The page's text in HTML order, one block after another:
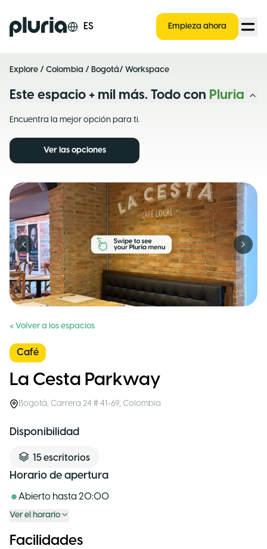
Logo Pluria ES Empieza ahora
Explore / Colombia / Bogotá/ Workspace
Este espacio + mil más. Todo con Pluria
Encuentra la mejor opción para ti.
Ver las opciones
Previous slide Next
< Volver a los espacios
Café
La Cesta Parkway
Bogotá, Carrera 24 # 41-69, Colombia
Disponibilidad
15escritorios
Horario de apertura
Abierto hasta20:00
Ver el horario
Facilidades